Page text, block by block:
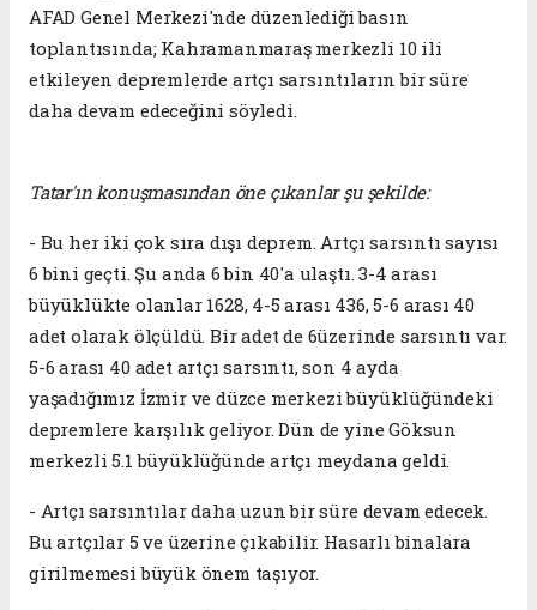
AFAD Genel Merkezi'nde düzenlediği basın
toplantısında; Kahramanmaraş merkezli 10 ili
etkileyen depremlerde artçı sarsıntıların bir süre
daha devam edeceğini söyledi.
Tatar'ın konuşmasından öne çıkanlar şu şekilde:
- Bu her iki çok sıra dışı deprem. Artçı sarsıntı sayısı
6 bini geçti. Şu anda 6 bin 40'a ulaştı. 3-4 arası
büyüklükte olanlar 1628, 4-5 arası 436, 5-6 arası 40
adet olarak ölçüldü. Bir adet de 6üzerinde sarsıntı var.
5-6 arası 40 adet artçı sarsıntı, son 4 ayda
yaşadığımız İzmir ve düzce merkezi büyüklüğündeki
depremlere karşılık geliyor. Dün de yine Göksun
merkezli 5.1 büyüklüğünde artçı meydana geldi.
- Artçı sarsıntılar daha uzun bir süre devam edecek.
Bu artçılar 5 ve üzerine çıkabilir. Hasarlı binalara
girilmemesi büyük önem taşıyor.